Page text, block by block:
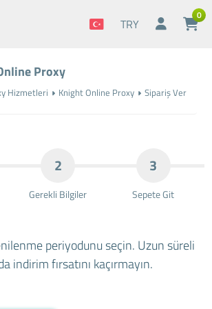
TRY
0
Proxy
Hizmetleri Knight Online Proxy Sipariş Ver
2
Gerekli Bilgiler
3
Sepete Git
periyodunu seçin. Uzun süreli
indirim fırsatını kaçırmayın.